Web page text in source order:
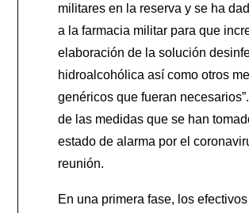
militares en la reserva y se ha
a la farmacia militar para que
elaboración de la solución
hidroalcohólica así como otros
genéricos que fueran
de las medidas que se han
estado de alarma por el
reunión.
En una primera fase, los